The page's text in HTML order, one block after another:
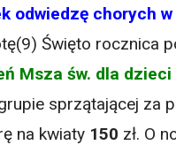
odwiedzę chorych
Święto rocznica
Msza św. dla dzieci
sprzątającej za
na kwiaty 150 zł. O